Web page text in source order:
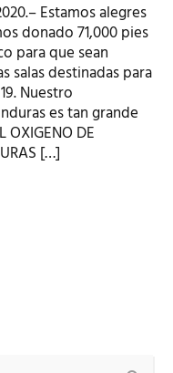
Estamos alegres
donado 71,000 pies
para que sean
salas destinadas para
Nuestro
es tan grande
DE
[…]